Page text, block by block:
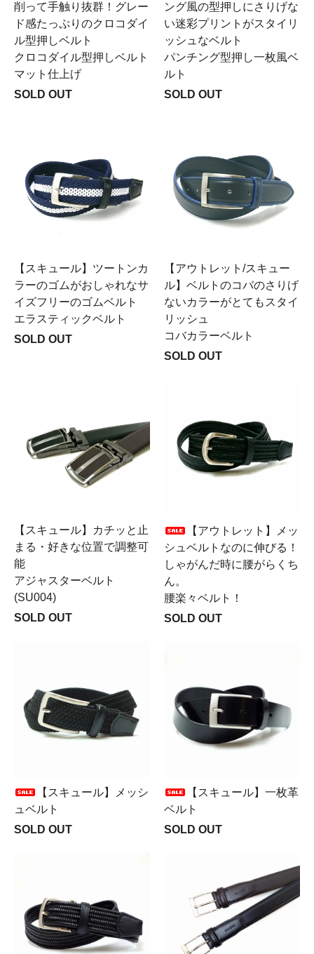
削って手触り抜群！グレー
ド感たっぷりのクロコダイ
ル型押しベルト
クロコダイル型押しベルト
マット仕上げ
SOLD OUT
ング風の型押しにさりげな
い迷彩プリントがスタイリ
ッシュなベルト
パンチング型押し一枚風ベ
ルト
SOLD OUT
【スキュール】ツートンカ
ラーのゴムがおしゃれなサ
イズフリーのゴムベルト
エラスティックベルト
SOLD OUT
【アウトレット/スキュー
ル】ベルトのコバのさりげ
ないカラーがとてもスタイ
リッシュ
コバカラーベルト
SOLD OUT
【スキュール】カチッと止
まる・好きな位置で調整可
能
アジャスターベルト
(SU004)
SOLD OUT
【アウトレット】メッ
シュベルトなのに伸びる！
しゃがんだ時に腰がらくち
ん。
腰楽々ベルト！
SOLD OUT
【スキュール】メッシ
ュベルト
SOLD OUT
【スキュール】一枚革
ベルト
SOLD OUT